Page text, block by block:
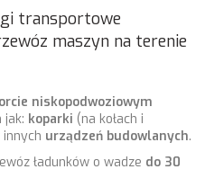
transportowe
maszyn na terenie
niskopodwoziowym
jak: koparki (na kołach i
innych urządzeń budowlanych.
ładunków o wadze do 30